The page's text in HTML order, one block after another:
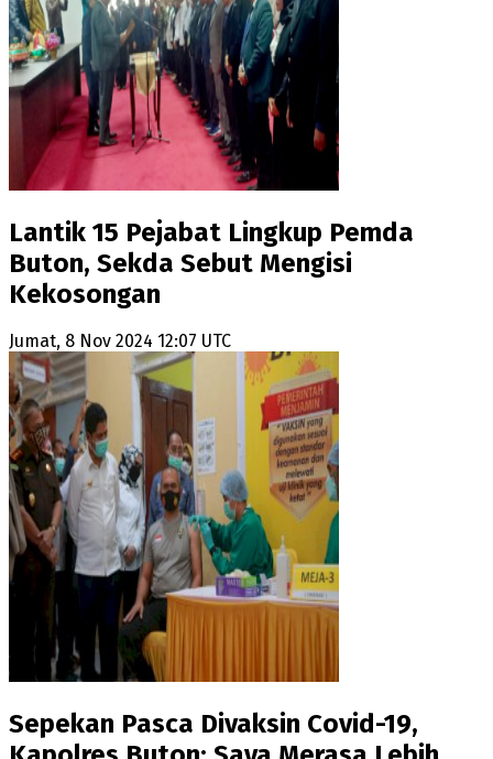
Lantik 15 Pejabat Lingkup Pemda
Buton, Sekda Sebut Mengisi
Kekosongan
Jumat, 8 Nov 2024 12:07 UTC
Sepekan Pasca Divaksin Covid-19,